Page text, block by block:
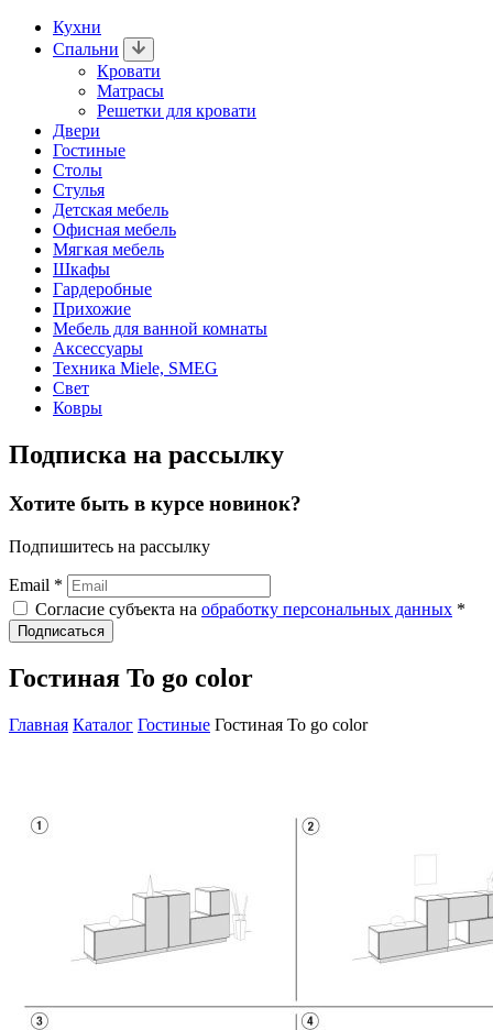
Кухни
Спальни
Кровати
Матрасы
Решетки для кровати
Двери
Гостиные
Столы
Стулья
Детская мебель
Офисная мебель
Мягкая мебель
Шкафы
Гардеробные
Прихожие
Мебель для ванной комнаты
Аксессуары
Техника Miele, SMEG
Свет
Ковры
Подписка на рассылку
Хотите быть в курсе новинок?
Подпишитесь на рассылку
Email *
Согласие субъекта на обработку персональных данных *
Подписаться
Гостиная To go color
Главная Каталог Гостиные Гостиная To go color